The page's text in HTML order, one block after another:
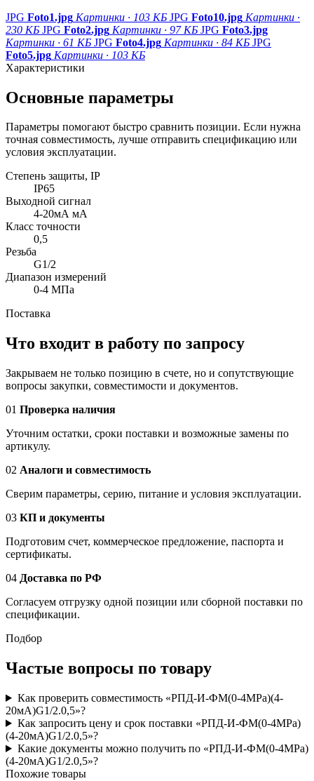
JPG Foto1.jpg Картинки · 103 КБ JPG Foto10.jpg Картинки ·
230 КБ JPG Foto2.jpg Картинки · 97 КБ JPG Foto3.jpg
Картинки · 61 КБ JPG Foto4.jpg Картинки · 84 КБ JPG
Foto5.jpg Картинки · 103 КБ
Характеристики
Основные параметры
Параметры помогают быстро сравнить позиции. Если нужна
точная совместимость, лучше отправить спецификацию или
условия эксплуатации.
Степень защиты, IP
IP65
Выходной сигнал
4-20мА мА
Класс точности
0,5
Резьба
G1/2
Диапазон измерений
0-4 МПа
Поставка
Что входит в работу по запросу
Закрываем не только позицию в счете, но и сопутствующие
вопросы закупки, совместимости и документов.
01 Проверка наличия
Уточним остатки, сроки поставки и возможные замены по
артикулу.
02 Аналоги и совместимость
Сверим параметры, серию, питание и условия эксплуатации.
03 КП и документы
Подготовим счет, коммерческое предложение, паспорта и
сертификаты.
04 Доставка по РФ
Согласуем отгрузку одной позиции или сборной поставки по
спецификации.
Подбор
Частые вопросы по товару
Как проверить совместимость «РПД-И-ФМ(0-4MPa)(4-
20мА)G1/2.0,5»?
Как запросить цену и срок поставки «РПД-И-ФМ(0-4MPa)
(4-20мА)G1/2.0,5»?
Какие документы можно получить по «РПД-И-ФМ(0-4MPa)
(4-20мА)G1/2.0,5»?
Похожие товары